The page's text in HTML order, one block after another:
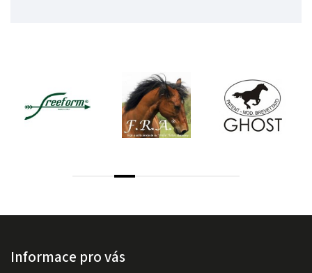
Informace pro vás